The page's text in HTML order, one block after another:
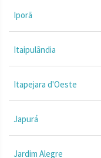
Iporã
Itaipulândia
Itapejara d'Oeste
Japurá
Jardim Alegre